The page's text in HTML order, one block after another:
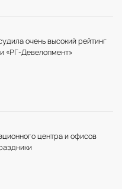
очень высокий рейтинг
«РГ-Девелопмент»
центра и офисов